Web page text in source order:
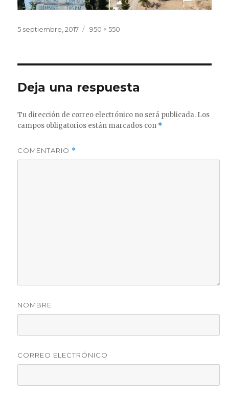
Publicado
5 septiembre, 2017
Tamaño
950 × 550
Deja una respuesta
Tu dirección de correo electrónico no será publicada. Los
campos obligatorios están marcados con *
COMENTARIO *
NOMBRE
CORREO ELECTRÓNICO